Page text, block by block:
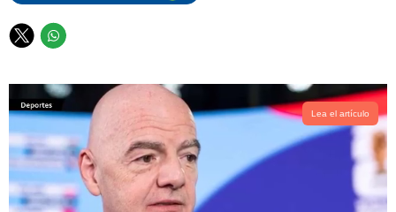
T
i
t
t
e
r
W
a
t
s
a
p
p
Lea el artículo